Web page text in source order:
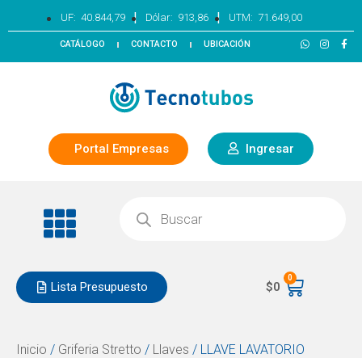
UF: 40.844,79 | Dólar: 913,86 | UTM: 71.649,00
CATÁLOGO CONTACTO UBICACIÓN
Portal Empresas Ingresar
Lista Presupuesto $0
0
Inicio / Griferia Stretto / Llaves / LLAVE LAVATORIO